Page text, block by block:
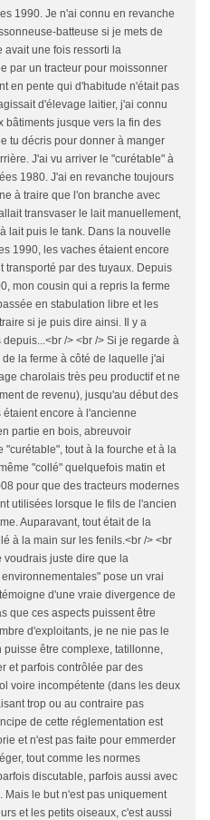
1990. Je n'ai connu en revanche
batteuse si je mets de
avait une fois ressorti la
par un tracteur pour moissonner
en pente qui d'habitude n'était pas
d'élevage laitier, j'ai connu
bâtiments jusque vers la fin des
tu décris pour donner à manger
J'ai vu arriver le "curétable" à
1980. J'ai en revanche toujours
à traire que l'on branche avec
transvaser le lait manuellement,
lait puis le tank. Dans la nouvelle
1990, les vaches étaient encore
transporté par des tuyaux. Depuis
mon cousin qui a repris la ferme
en stabulation libre et les
si je puis dire ainsi. Il y a
/> <br /> Si je regarde à
la ferme à côté de laquelle j'ai
charolais très peu productif et ne
de revenu), jusqu'au début des
encore à l'ancienne
partie en bois, abreuvoir
"curétable", tout à la fourche et à la
"collé" quelquefois matin et
pour que des tracteurs modernes
utilisées lorsque le fils de l'ancien
Auparavant, tout était de la
à la main sur les fenils.<br /> <br
voudrais juste dire que la
pose un vrai
d'une vraie divergence de
que ces aspects puissent être
d'exploitants, je ne nie pas le
être complexe, tatillonne,
et parfois contrôlée par des
voire incompétente (dans les deux
trop ou au contraire pas
de cette réglementation est
et n'est pas faite pour emmerder
tout comme les normes
discutable, parfois aussi avec
Mais le but n'est pas uniquement
et les petits oiseaux, c'est aussi